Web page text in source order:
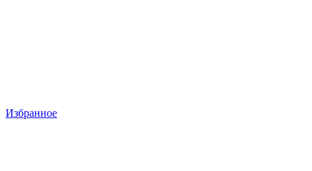
Избранное